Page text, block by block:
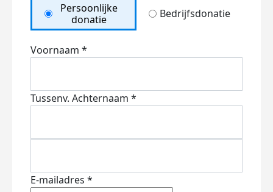
Persoonlijke
donatie
Bedrijfsdonatie
Voornaam *
Tussenv. Achternaam *
E-mailadres *